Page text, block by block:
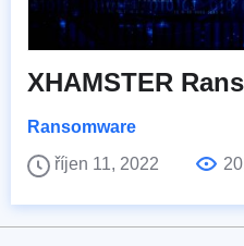
XHAMSTER
Ransomware
říjen 11, 2022